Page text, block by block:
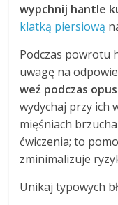
wypchnij hantle
klatką piersiową
Podczas powrotu
uwagę na
weź podczas
wydychaj przy ich
mięśniach
ćwiczenia; to
zminimalizuje
Unikaj typowych